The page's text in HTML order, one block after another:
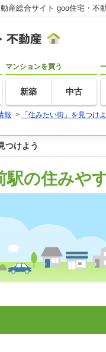
産総合サイト goo住宅・不
マンションを買う
新築 中古
報 > 「住みたい街」を見つけ
つけよう
駅の住みや